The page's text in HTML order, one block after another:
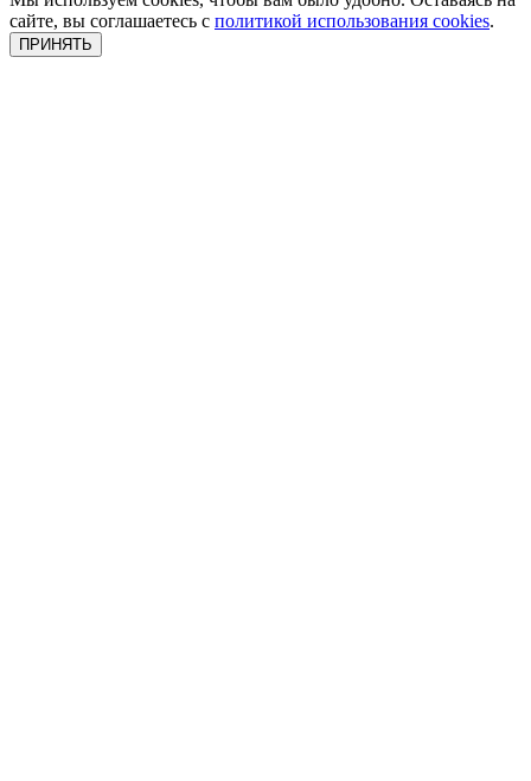
сайте, вы соглашаетесь с политикой использования cookies.
ПРИНЯТЬ